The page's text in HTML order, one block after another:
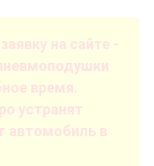
на сайте -
время.
устранят
автомобиль в